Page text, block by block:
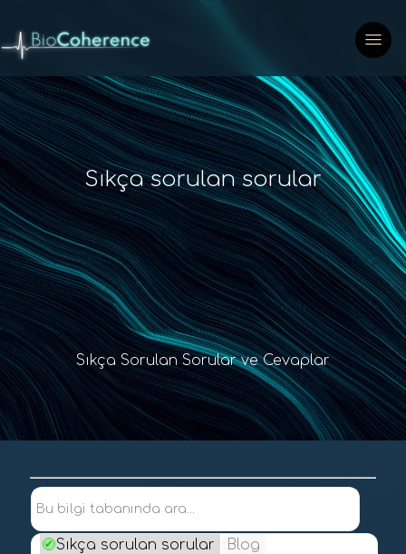
Sıkça sorulan sorular
Sıkça Sorulan Sorular ve Cevaplar
Bu bilgi tabanında ara...
Sıkça sorulan sorular
Blog